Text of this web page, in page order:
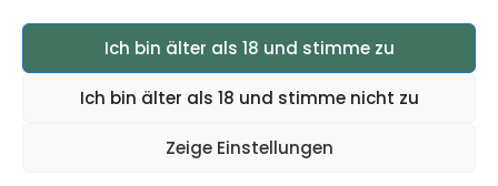
Ich bin älter als 18 und stimme zu
Ich bin älter als 18 und stimme nicht zu
Zeige Einstellungen
vorbehalten.